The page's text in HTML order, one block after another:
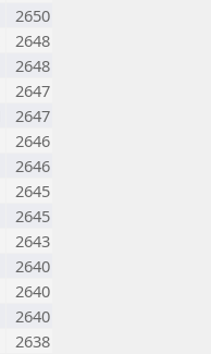
2650
2648
2648
2647
2647
2646
2646
2645
2645
2643
2640
2640
2640
2638